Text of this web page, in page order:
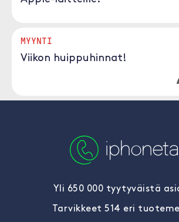
MYYNTI
Viikon huippuhinnat!
Yli 650 000 tyytyväistä
Tarvikkeet 514 eri